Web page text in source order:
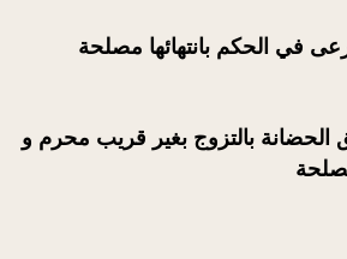
في الحكم بانتهائها مصلحة
بالتزوج بغير قريب محرم و